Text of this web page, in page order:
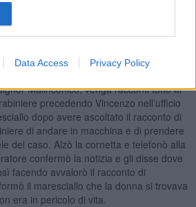
Data Access Privacy Policy
il Carabiniere indicandogli una poltrona
il Maresciallo. “Scenda c’è un tizio
Malinconico, venga racconti tutto al
precedendo Vincenzo nell’ufficio
dopo avere ascoltato il racconto di
di andare in macchina e di prendere
del caso. Alzò la cornetta e telefonò alla
confermò la notizia e gli disse dove
facendo avvalorò il racconto di
il maresciallo che la donna si trovava
era in pericolo di vita.